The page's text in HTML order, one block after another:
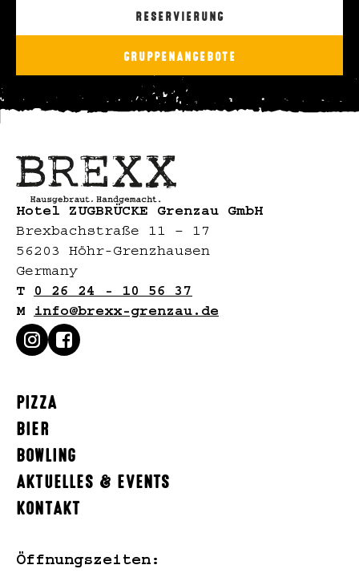
RESERVIERUNG
GRUPPENANGEBOTE
Hotel ZUGBRÜCKE Grenzau GmbH
Brexbachstraße 11 – 17
56203 Höhr-Grenzhausen
Germany
T 0 26 24 - 10 56 37
M info@brexx-grenzau.de
PIZZA
BIER
BOWLING
AKTUELLES & EVENTS
KONTAKT
Öffnungszeiten: